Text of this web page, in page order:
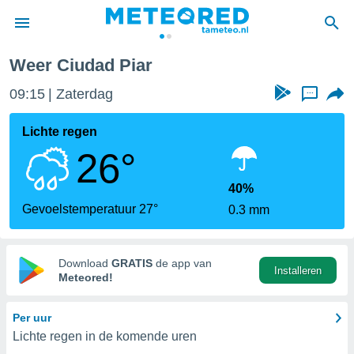
door
verstrekte
hoge
hebt de
voor
op basis
Weer Ciudad Piar
09:15 Zaterdag ...
Lichte regen
26°
Gevoelstemperatuur 27°
40%
0.3 mm
Download GRATIS de app van
Meteored!
Installeren
Per uur
Lichte regen in de komende uren